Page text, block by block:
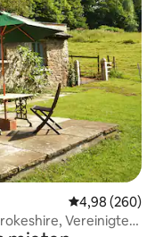
4,98 (260)
Vereinigtes